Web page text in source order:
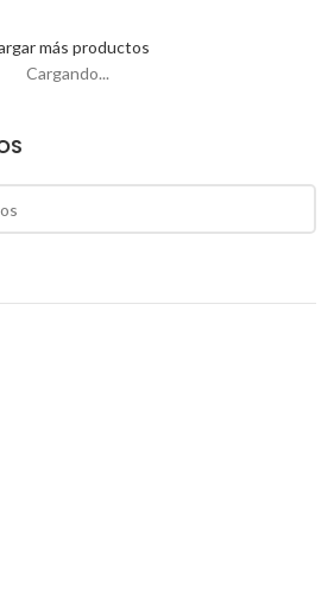
más productos
Cargando...